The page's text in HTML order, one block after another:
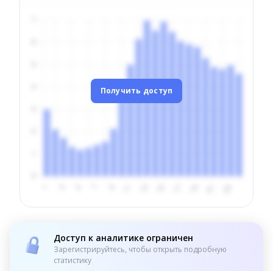
Получить доступ
Доступ к аналитике ограничен
Зарегистрируйтесь, чтобы открыть подробную
статистику